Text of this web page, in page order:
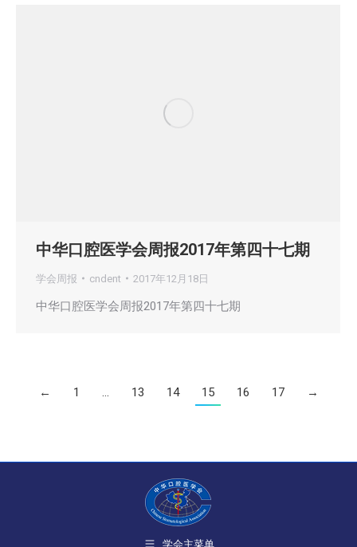
中华口腔医学会周报2017年第四十七期
学会周报 cndent 2017年12月18日
中华口腔医学会周报2017年第四十七期
← 1 13 14 15 16 17 →
学会主菜单